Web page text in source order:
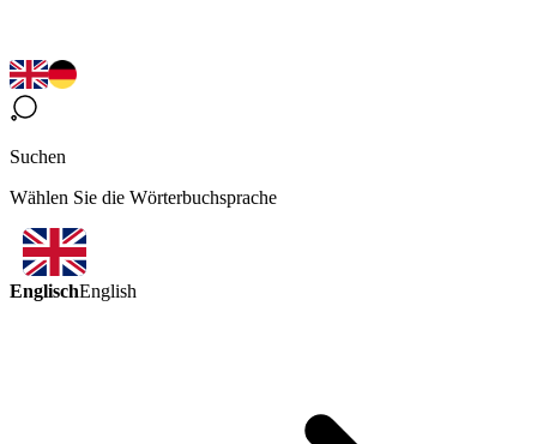
Suchen
Wählen Sie die Wörterbuchsprache
EnglischEnglish